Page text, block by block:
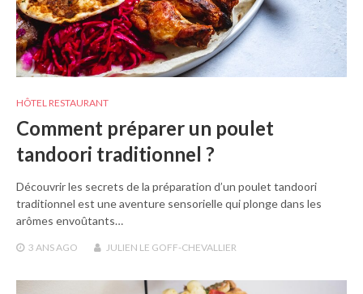
HÔTEL RESTAURANT
Comment préparer un poulet
tandoori traditionnel ?
Découvrir les secrets de la préparation d’un poulet tandoori
traditionnel est une aventure sensorielle qui plonge dans les
arômes envoûtants…
3 ANSAGO JULIEN LE GOFF-CHEVALLIER